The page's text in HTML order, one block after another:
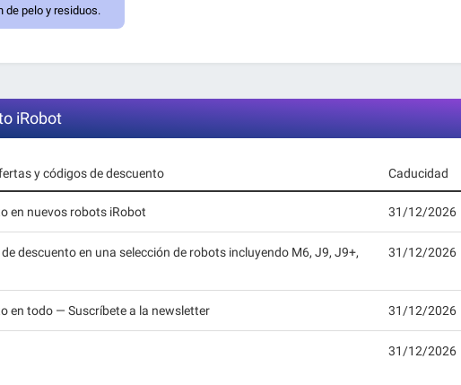
de pelo y residuos.
iRobot
y códigos de descuento Caducidad
en nuevos robots iRobot 31/12/2026
de descuento en una selección de robots incluyendo M6, J9, J9+,
31/12/2026
en todo — Suscríbete a la newsletter 31/12/2026
31/12/2026